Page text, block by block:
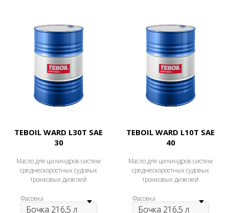
TEBOIL WARD L30T SAE
30
Масло для цилиндров систем
среднескоростных судовых
тронковых дизелей
Фасовка
TEBOIL WARD L10T SAE
40
Масло для цилиндров систем
среднескоростных судовых
тронковых дизелей
Фасовка